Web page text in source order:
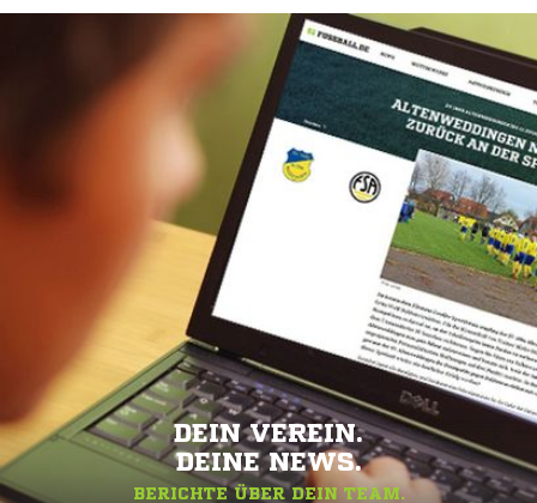
DEIN VEREIN.
DEINE NEWS.
BERICHTE ÜBER DEIN TEAM.